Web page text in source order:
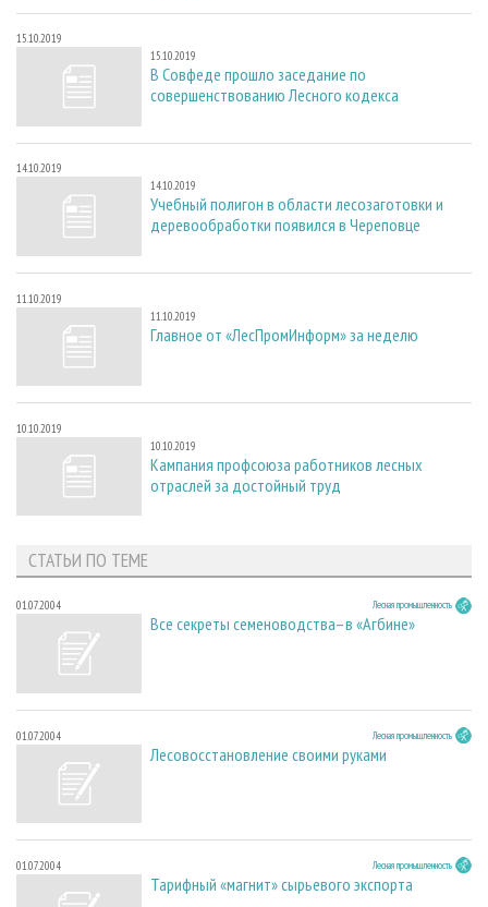
15.10.2019
15.10.2019
В Совфеде прошло заседание по
совершенствованию Лесного кодекса
14.10.2019
14.10.2019
Учебный полигон в области лесозаготовки и
деревообработки появился в Череповце
11.10.2019
11.10.2019
Главное от «ЛесПромИнформ» за неделю
10.10.2019
10.10.2019
Кампания профсоюза работников лесных
отраслей за достойный труд
СТАТЬИ ПО ТЕМЕ
01.07.2004 Лесная промышленность
Все секреты семеноводства–в «Агбине»
01.07.2004 Лесная промышленность
Лесовосстановление своими руками
01.07.2004 Лесная промышленность
Тарифный «магнит» сырьевого экспорта